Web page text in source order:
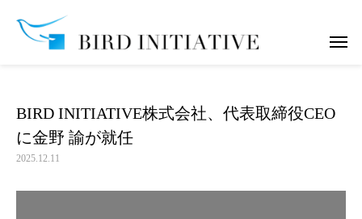
BIRD INITIATIVE株式会社、代表取締役CEO
に金野 諭が就任
2025.12.11